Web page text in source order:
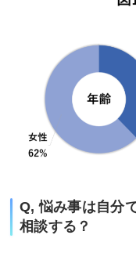
Q, 悩み事は自分
相談する？